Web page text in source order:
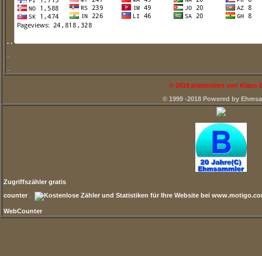
. .
© 2018 präsentiert von Klaus
© 1999 -2018 Powered by
Zugriffszähler gratis
counter
WebCounter